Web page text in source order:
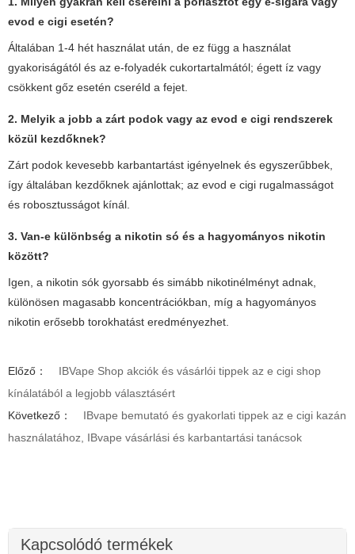
evod e cigi esetén?
Általában 1-4 hét használat után, de ez függ a használat
gyakoriságától és az e-folyadék cukortartalmától; égett íz vagy
csökkent gőz esetén cseréld a fejet.
2. Melyik a jobb a zárt podok vagy az evod e cigi rendszerek
közül kezdőknek?
Zárt podok kevesebb karbantartást igényelnek és egyszerűbbek,
így általában kezdőknek ajánlottak; az evod e cigi rugalmasságot
és robosztusságot kínál.
3. Van-e különbség a nikotin só és a hagyományos nikotin
között?
Igen, a nikotin sók gyorsabb és simább nikotinélményt adnak,
különösen magasabb koncentrációkban, míg a hagyományos
nikotin erősebb torokhatást eredményezhet.
Előző：
IBVape Shop akciók és vásárlói tippek az e cigi shop
kínálatából a legjobb választásért
Következő：
IBvape bemutató és gyakorlati tippek az e cigi kazán
használatához, IBvape vásárlási és karbantartási tanácsok
Kapcsolódó termékek